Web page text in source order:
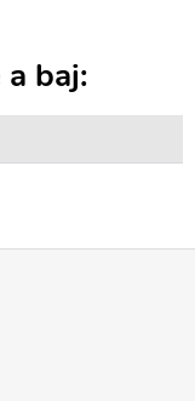
baj: